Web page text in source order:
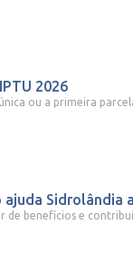
2026
ou a primeira
Sidrolândia
benefícios e